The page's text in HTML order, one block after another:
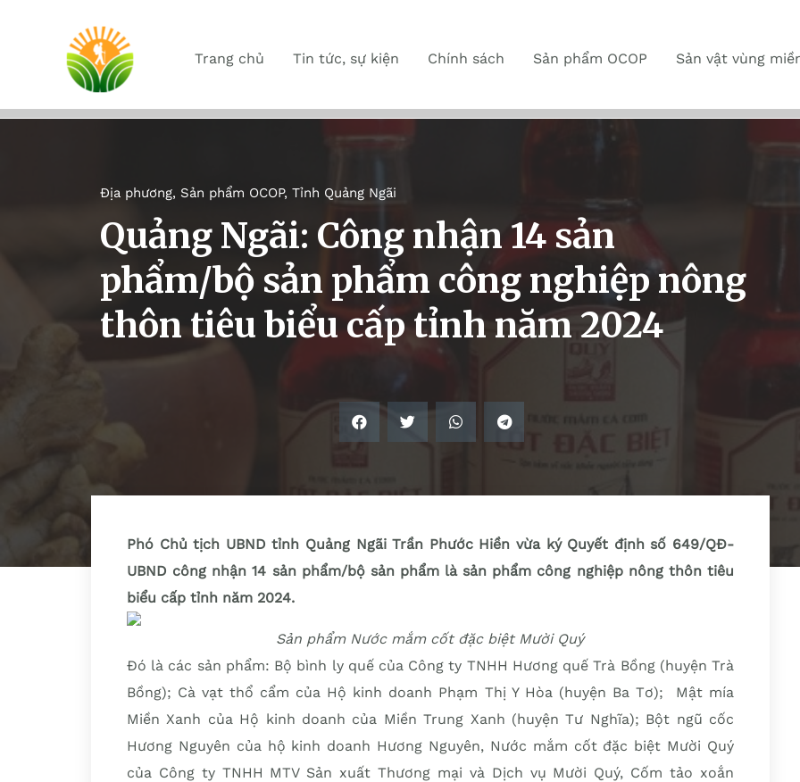
Trang chủ Tin tức, sự kiện Chính sách Sản phẩm OCOP Sản vật vùng
Địa phương, Sản phẩm OCOP, Tỉnh Quảng Ngãi
Quảng Ngãi: Công nhận 14 sản
phẩm/bộ sản phẩm công nghiệp nông
thôn tiêu biểu cấp tỉnh năm 2024
Phó Chủ tịch UBND tỉnh Quảng Ngãi Trần Phước Hiền vừa ký Quyết định số 649/QĐ-
UBND công nhận 14 sản phẩm/bộ sản phẩm là sản phẩm công nghiệp nông thôn tiêu
biểu cấp tỉnh năm 2024.
Sản phẩm Nước mắm cốt đặc biệt Mười Quý
Đó là các sản phẩm: Bộ bình ly quế của Công ty TNHH Hương quế Trà Bồng (huyện Trà
Bồng); Cà vạt thổ cẩm của Hộ kinh doanh Phạm Thị Y Hòa (huyện Ba Tơ); Mật mía
Miền Xanh của Hộ kinh doanh của Miền Trung Xanh (huyện Tư Nghĩa); Bột ngũ cốc
Hương Nguyên của hộ kinh doanh Hương Nguyên, Nước mắm cốt đặc biệt Mười Quý
của Công ty TNHH MTV Sản xuất Thương mại và Dịch vụ Mười Quý, Cốm tảo xoắn